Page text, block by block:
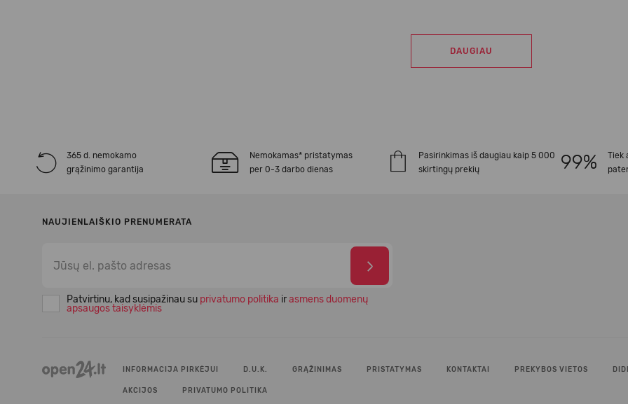
DAUGIAU
365 d. nemokamo
grąžinimo garantija
Nemokamas* pristatymas
per 0-3 darbo dienas
Pasirinkimas iš daugiau kaip 5 000
skirtingų prekių
Tiek
NAUJIENLAIŠKIO PRENUMERATA
Patvirtinu, kad susipažinau su privatumo politika irasmens duomenų
apsaugos taisyklėmis
INFORMACIJA PIRKĖJUI D.U.K. GRĄŽINIMAS PRISTATYMAS KONTAKTAI PREKYBOS VIETOS
AKCIJOS PRIVATUMO POLITIKA